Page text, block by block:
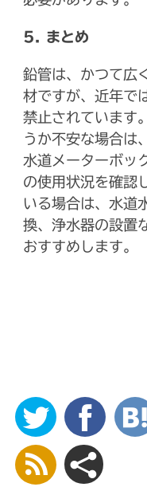
5. まとめ
鉛管は、かつて広
材ですが、近年で
禁止されています
うか不安な場合は
水道メーターボッ
の使用状況を確認
いる場合は、水道
換、浄水器の設置
おすすめします。